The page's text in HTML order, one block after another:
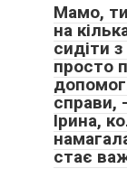
Мамо,
на
сидіти
просто
справи,
Ірина,
стає